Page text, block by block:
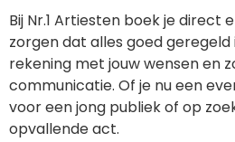
Bij Nr.1 Artiesten boek je direct
zorgen dat alles goed geregeld
rekening met jouw wensen en
communicatie. Of je nu een
voor een jong publiek of op
opvallende act.